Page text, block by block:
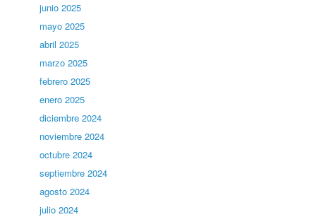
junio 2025
mayo 2025
abril 2025
marzo 2025
febrero 2025
enero 2025
diciembre 2024
noviembre 2024
octubre 2024
septiembre 2024
agosto 2024
julio 2024